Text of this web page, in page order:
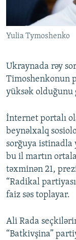
İNFOQRAFIKA
KARIKATURA
AZƏRBAYCAN
İSLAM VƏ
MISSIYAMIZ
PEŞƏ ETIKASI VƏ
AZADLIQRADIOSU
BIZIMLƏ ƏLAQƏ
RFE/RL-in
Yulia Tymoshenko
Ukraynada rəy
Timoshenkonun
yüksək olduğunu
İnternet portalı
beynəlxalq
sorğuya istinadla
bu il martın
təxminən 21,
“Radikal
faiz səs toplayar.
Ali Rada
“Batkivşina”